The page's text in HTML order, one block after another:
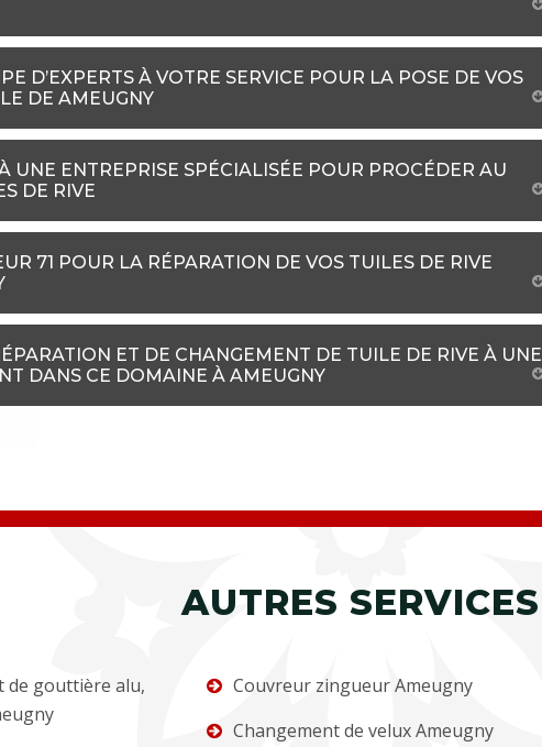
D’EXPERTS À VOTRE SERVICE POUR LA POSE DE VOS
DE AMEUGNY
UNE ENTREPRISE SPÉCIALISÉE POUR PROCÉDER AU
DE RIVE
71 POUR LA RÉPARATION DE VOS TUILES DE RIVE
ET DE CHANGEMENT DE TUILE DE RIVE À UNE
DANS CE DOMAINE À AMEUGNY
AUTRES SERVICES
de gouttière alu,
Couvreur zingueur Ameugny
Changement de velux Ameugny